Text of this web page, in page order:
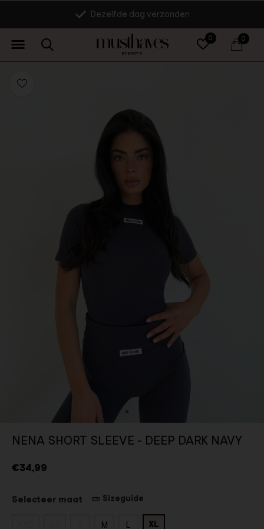
0 0
Dezelfde dag verzonden
NENA SHORT SLEEVE - DEEP DARK NAVY
€34,99
Selecteer maat Sizeguide
M L XL